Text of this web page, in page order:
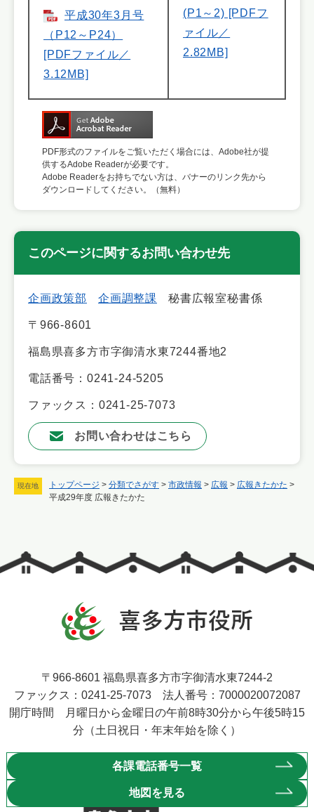
現在地 トップページ > 分類でさがす > 市政情報 > 広報 > 広報きたかた >
平成29年度 広報きたかた
平成30年3月号
（P12～P24）
[PDFファイル／
3.12MB]
(P1～2) [PDFフ
ァイル／
2.82MB]
PDF形式のファイルをご覧いただく場合には、Adobe社が提
供するAdobe Readerが必要です。
Adobe Readerをお持ちでない方は、バナーのリンク先から
ダウンロードしてください。（無料）
このページに関するお問い合わせ先
企画政策部 企画調整課 秘書広報室秘書係
〒966-8601
福島県喜多方市字御清水東7244番地2
電話番号：0241-24-5205
ファックス：0241-25-7073
お問い合わせはこちら
〒966-8601 福島県喜多方市字御清水東7244-2
ファックス：0241-25-7073 法人番号：7000020072087
開庁時間 月曜日から金曜日の午前8時30分から午後5時15
分（土日祝日・年末年始を除く）
各課電話番号一覧
地図を見る